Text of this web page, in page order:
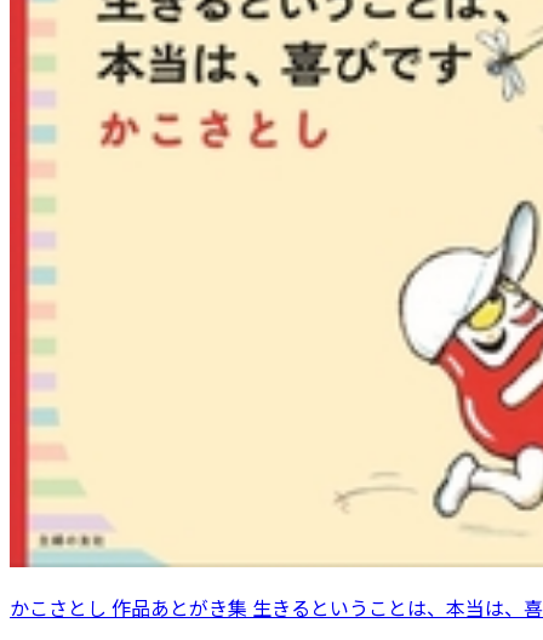
かこさとし 作品あとがき集 生きるということは、本当は、